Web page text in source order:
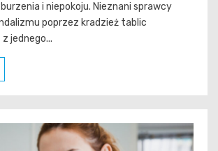
i niepokoju. Nieznani sprawcy
poprzez kradzież tablic
jednego...